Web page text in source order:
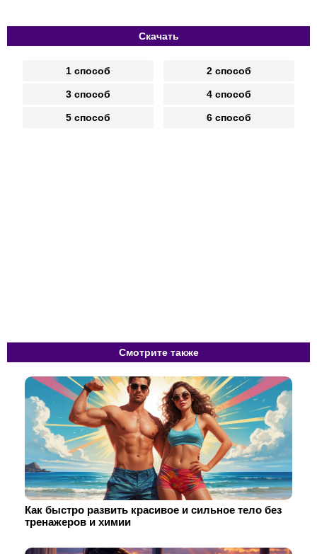
Скачать
1 способ 2 способ
3 способ 4 способ
5 способ 6 способ
Смотрите также
Как быстро развить красивое и сильное тело без
тренажеров и химии